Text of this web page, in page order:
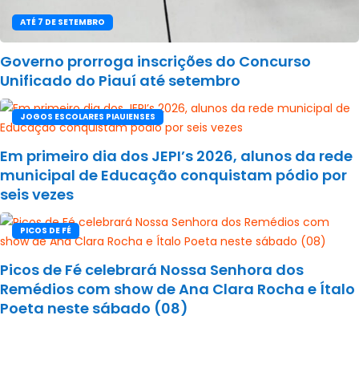
ATÉ 7 DE SETEMBRO
Governo prorroga inscrições do Concurso
Unificado do Piauí até setembro
JOGOS ESCOLARES PIAUIENSES
Em primeiro dia dos JEPI’s 2026, alunos da rede
municipal de Educação conquistam pódio por
seis vezes
PICOS DE FÉ
Picos de Fé celebrará Nossa Senhora dos
Remédios com show de Ana Clara Rocha e Ítalo
Poeta neste sábado (08)